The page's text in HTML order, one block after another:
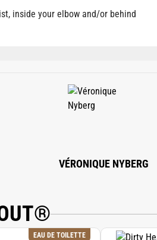
inside your elbow and/or behind
BENZOATE, GERANIOL, CITRAL, CINNAMAL,
VÉRONIQUE NYBERG
EAU DE TOILETTE